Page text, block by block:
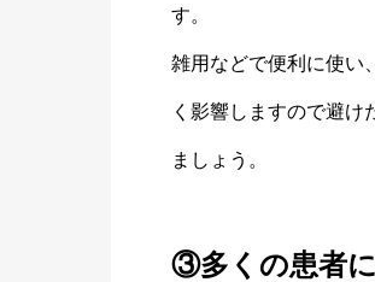
す。
雑用などで便利に使い
く影響しますので避
ましょう。
③多くの患者